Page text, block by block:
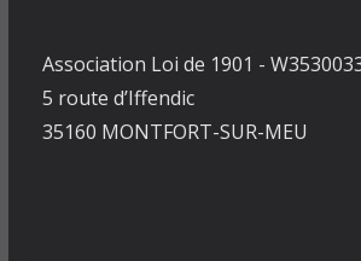
Association Loi de 1901 -
5 route d’Iffendic
35160 MONTFORT-SUR-MEU